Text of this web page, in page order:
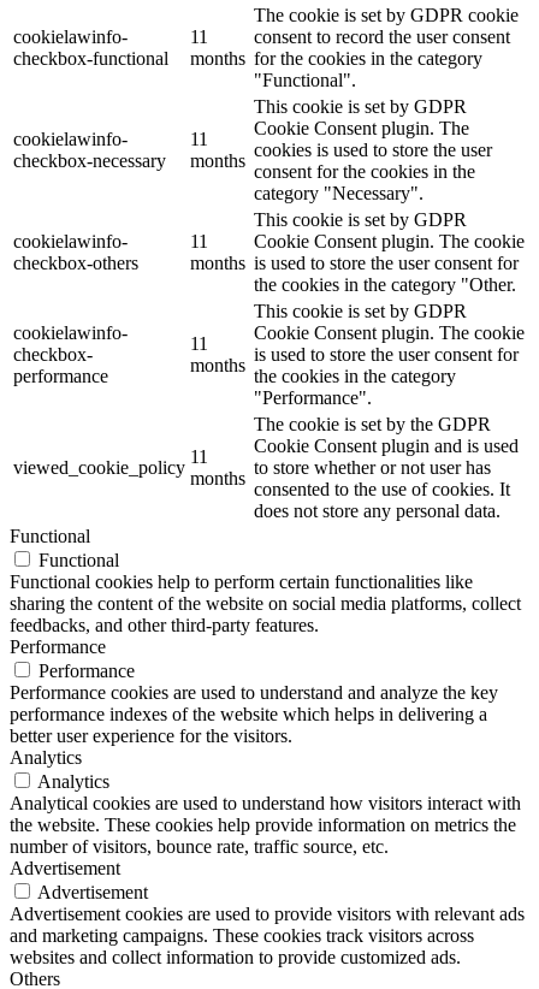
cookielawinfo-
checkbox-functional
11
months
The cookie is set by GDPR cookie
consent to record the user consent
for the cookies in the category
"Functional".
cookielawinfo-
checkbox-necessary
11
months
This cookie is set by GDPR
Cookie Consent plugin. The
cookies is used to store the user
consent for the cookies in the
category "Necessary".
cookielawinfo-
checkbox-others
11
months
This cookie is set by GDPR
Cookie Consent plugin. The cookie
is used to store the user consent for
the cookies in the category "Other.
cookielawinfo-
checkbox-
performance
11
months
This cookie is set by GDPR
Cookie Consent plugin. The cookie
is used to store the user consent for
the cookies in the category
"Performance".
viewed_cookie_policy
11
months
The cookie is set by the GDPR
Cookie Consent plugin and is used
to store whether or not user has
consented to the use of cookies. It
does not store any personal data.
Functional
Functional
Functional cookies help to perform certain functionalities like
sharing the content of the website on social media platforms, collect
feedbacks, and other third-party features.
Performance
Performance
Performance cookies are used to understand and analyze the key
performance indexes of the website which helps in delivering a
better user experience for the visitors.
Analytics
Analytics
Analytical cookies are used to understand how visitors interact with
the website. These cookies help provide information on metrics the
number of visitors, bounce rate, traffic source, etc.
Advertisement
Advertisement
Advertisement cookies are used to provide visitors with relevant ads
and marketing campaigns. These cookies track visitors across
websites and collect information to provide customized ads.
Others